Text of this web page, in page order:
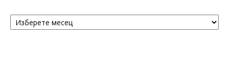
Архива